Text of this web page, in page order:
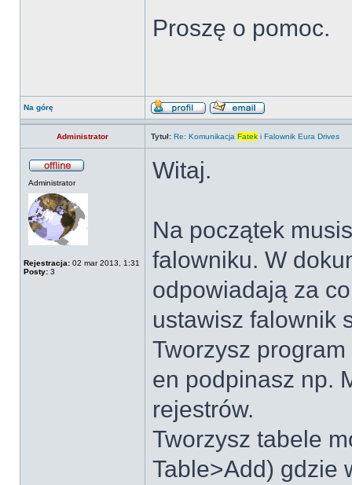
Proszę o pomoc.
Na górę
Administrator Tytuł: Re: Komunikacja Fatek i Falownik Eura Drives
Administrator
Rejestracja: 02 mar 2013, 1:31
Posty: 3
Witaj.
Na początek
falowniku. W
odpowiadają za
ustawisz falownik
Tworzysz
en podpinasz np.
rejestrów.
Tworzysz tabele
Table>Add) gdzie